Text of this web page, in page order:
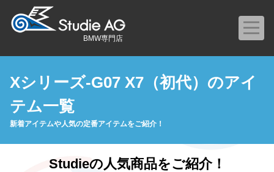
BMW専門店
Xシリーズ-G07 X7（初代）のアイ
テム一覧
新着アイテムや人気の定番アイテムをご紹介！
Studieの人気商品をご紹介！